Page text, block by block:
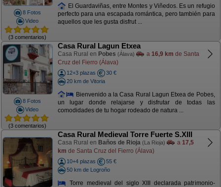
8 Fotos
Video
(3 comentarios)
El Guardaviñas, entre Montes y Viñedos. Es un refugio
perfecto para una escapada romántica, pero también para
aquellos que les gusta disfrut ...
8 Fotos
Video
(3 comentarios)
Casa Rural Lagun Etxea
Casa Rural en Pobes (Álava) a 16,9 km de Santa
Cruz del Fierro (Álava)
12+3 plazas
30 €
20 km de Vitoria
Bienvenido a la Casa Rural Lagun Etxea de Pobes,
un lugar donde relajarse y disfrutar de todas las
comodidades de tu hogar rodeado de natura ...
Casa Rural Medieval Torre Fuerte S.XIII
Casa Rural en Baños de Rioja (La Rioja) a 17,5
km de Santa Cruz del Fierro (Álava)
10+4 plazas
55 €
50 km de Logroño
Torre medieval del siglo XIII declarada patrimonio-